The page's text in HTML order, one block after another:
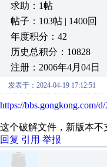
求助：1帖
帖子：103帖 | 1400回
年度积分：42
历史总积分：10828
注册：2006年4月04日
发表于：2024-04-19 17:12:51
https://bbs.gongkong.com/
这个破解文件，新版本不
回复 引用 举报